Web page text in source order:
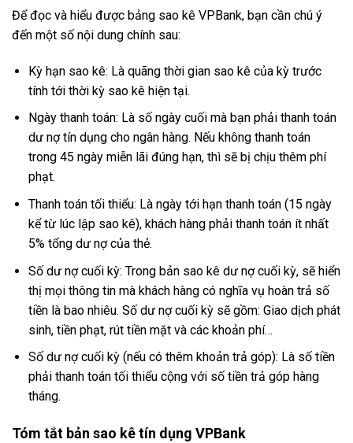
Để đọc và hiểu được bảng sao kê VPBank, bạn cần chú ý
đến một số nội dung chính sau:
Kỳ hạn sao kê: Là quãng thời gian sao kê của kỳ trước
tính tới thời kỳ sao kê hiện tại.
Ngày thanh toán: Là số ngày cuối mà bạn phải thanh toán
dư nợ tín dụng cho ngân hàng. Nếu không thanh toán
trong 45 ngày miễn lãi đúng hạn, thì sẽ bị chịu thêm phí
phạt.
Thanh toán tối thiểu: Là ngày tới hạn thanh toán (15 ngày
kể từ lúc lập sao kê), khách hàng phải thanh toán ít nhất
5% tổng dư nợ của thẻ.
Số dư nợ cuối kỳ: Trong bản sao kê dư nợ cuối kỳ, sẽ hiển
thị mọi thông tin mà khách hàng có nghĩa vụ hoàn trả số
tiền là bao nhiêu. Số dư nợ cuối kỳ sẽ gồm: Giao dịch phát
sinh, tiền phạt, rút tiền mặt và các khoản phí…
Số dư nợ cuối kỳ (nếu có thêm khoản trả góp): Là số tiền
phải thanh toán tối thiểu cộng với số tiền trả góp hàng
tháng.
Tóm tắt bản sao kê tín dụng VPBank